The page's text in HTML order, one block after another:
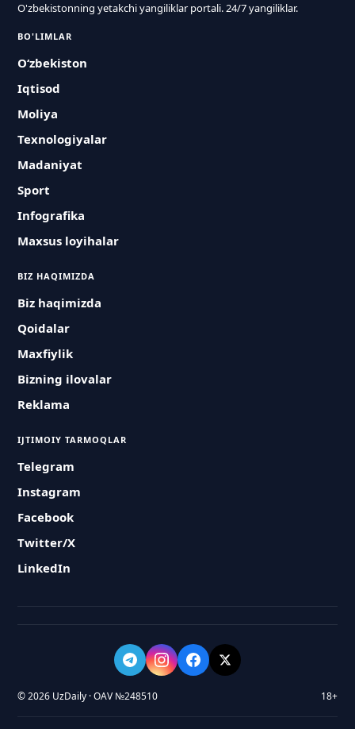
O'zbekistonning yetakchi yangiliklar portali. 24/7 yangiliklar.
BO'LIMLAR
O‘zbekiston
Iqtisod
Moliya
Texnologiyalar
Madaniyat
Sport
Infografika
Maxsus loyihalar
BIZ HAQIMIZDA
Biz haqimizda
Qoidalar
Maxfiylik
Bizning ilovalar
Reklama
IJTIMOIY TARMOQLAR
Telegram
Instagram
Facebook
Twitter/X
LinkedIn
© 2026 UzDaily · OAV №248510 18+